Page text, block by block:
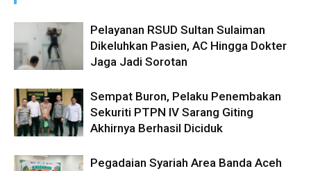
Pelayanan RSUD Sultan Sulaiman
Dikeluhkan Pasien, AC Hingga Dokter
Jaga Jadi Sorotan
Sempat Buron, Pelaku Penembakan
Sekuriti PTPN IV Sarang Giting
Akhirnya Berhasil Diciduk
Pegadaian Syariah Area Banda Aceh